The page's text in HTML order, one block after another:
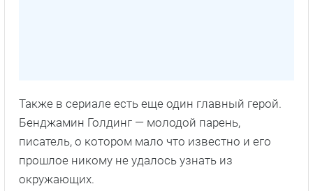
Также в сериале есть еще один главный герой.
Бенджамин Голдинг — молодой парень,
писатель, о котором мало что известно и его
прошлое никому не удалось узнать из
окружающих.